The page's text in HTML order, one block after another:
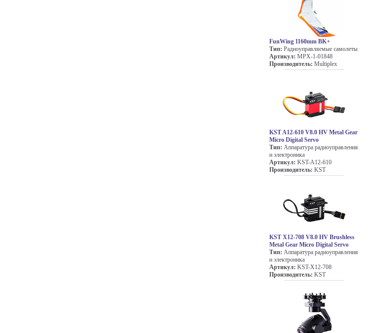
FunWing 1160mm BK+
Тип: Радиоуправляемые самолеты
Артикул: MPX-1-01848
Производитель: Multiplex
KST A12-610 V8.0 HV Metal Gear
Micro Digital Servo
Тип: Аппаратура радиоуправления
и электроника
Артикул: KST-A12-610
Производитель: KST
KST X12-708 V8.0 HV Brushless
Metal Gear Micro Digital Servo
Тип: Аппаратура радиоуправления
и электроника
Артикул: KST-X12-708
Производитель: KST